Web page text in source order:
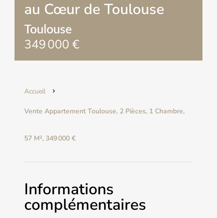
au Cœur de Toulouse
Toulouse
349 000 €
Accueil
Vente Appartement Toulouse, 2 Pièces, 1 Chambre,
57 M², 349 000 €
Informations
complémentaires